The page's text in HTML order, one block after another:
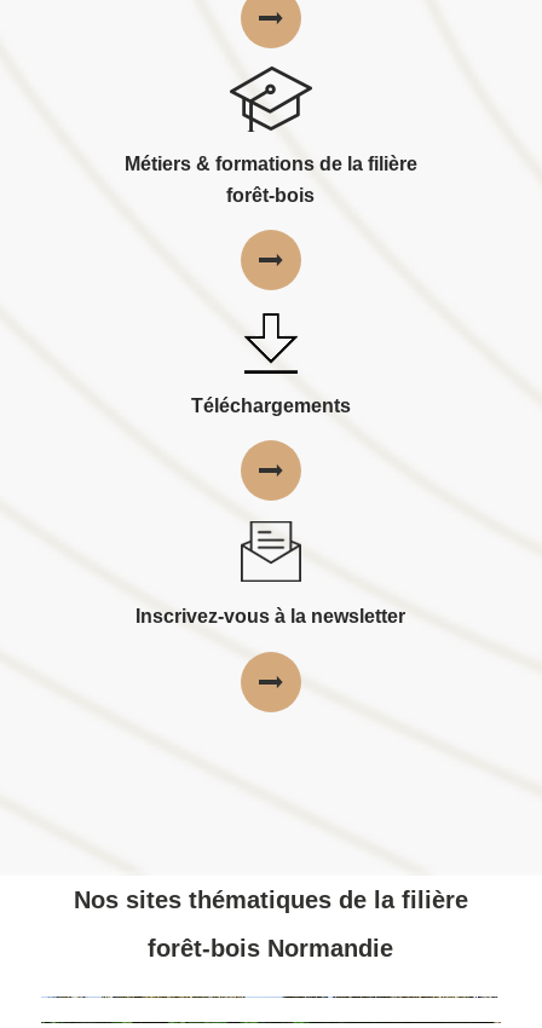
Métiers & formations de la filière
forêt-bois
Téléchargements
Inscrivez-vous à la newsletter
Nos sites thématiques de la filière
forêt-bois Normandie